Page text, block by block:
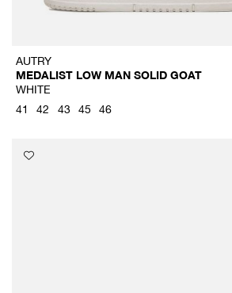
AUTRY
MEDALIST LOW MAN SOLID GOAT
WHITE
41 42 43 45 46